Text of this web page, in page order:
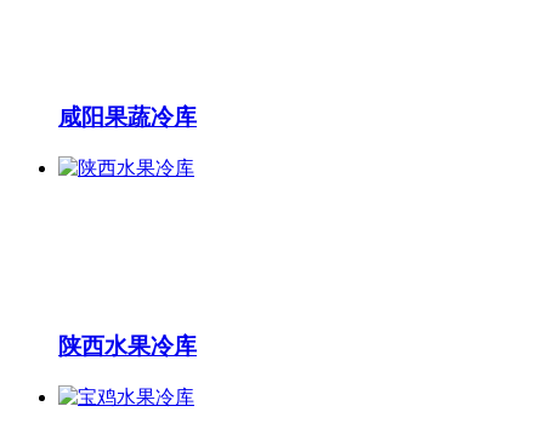
咸阳果蔬冷库
陕西水果冷库